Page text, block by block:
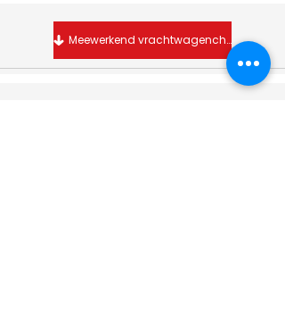
Meewerkend vrachtwagenchauffeur C/CE